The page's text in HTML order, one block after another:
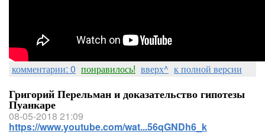
комментарии: 0 понравилось! вверх^ к полной версии
Григорий Перельман и доказательство гипотезы
Пуанкаре
08-05-2018 21:09
https://www.youtube.com/wat...56qGNDh6_k